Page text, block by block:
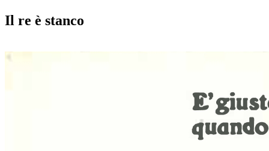
Il re è stanco